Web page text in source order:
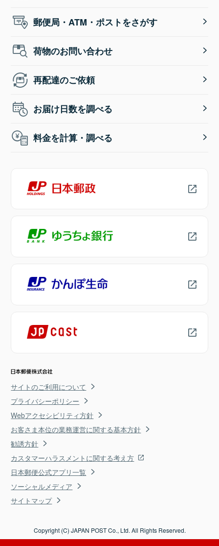
郵便局・ATM・ポストをさがす
荷物のお問い合わせ
再配達のご依頼
お届け日数を調べる
料金を計算・調べる
サイトのご利用について
プライバシーポリシー
Webアクセシビリティ方針
お客さま本位の業務運営に関する基本方針
勧誘方針
カスタマーハラスメントに関する考え方
日本郵便公式アプリ一覧
ソーシャルメディア
サイトマップ
Copyright (C) JAPAN POST Co., Ltd. All Rights Reserved.